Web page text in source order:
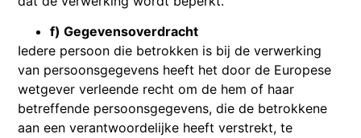
f) Gegevensoverdracht
Iedere persoon die betrokken is bij de verwerking
van persoonsgegevens heeft het door de Europese
wetgever verleende recht om de hem of haar
betreffende persoonsgegevens, die de betrokkene
aan een verantwoordelijke heeft verstrekt, te